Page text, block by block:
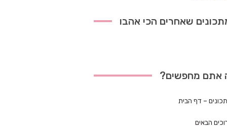
שאחרים הכי אהבו
אתם מחפשים?
– דף הבית
הבאים